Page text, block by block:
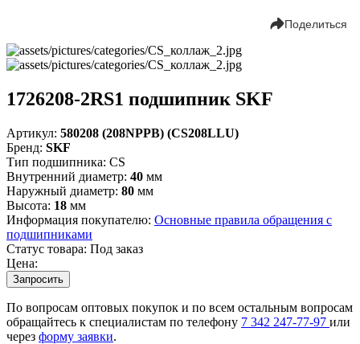
Поделиться
1726208-2RS1 подшипник SKF
Артикул: 580208 (208NPPB) (CS208LLU)
Бренд: SKF
Тип подшипника: CS
Внутренний диаметр: 40 мм
Наружный диаметр: 80 мм
Высота: 18 мм
Информация покупателю: Основные правила обращения с
подшипниками
Статус товара: Под заказ
Цена:
Запросить
По вопросам оптовых покупок и по всем остальным вопросам
обращайтесь к специалистам по телефону 7 342 247-77-97 или
через форму заявки.